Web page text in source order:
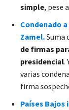
simple, pese
Condenado
Zamel.Suma
de firmas
presidencial.
varias
firma
Países